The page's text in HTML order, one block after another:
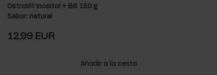
OstroVit Inositol + B6 150 g
Sabor: natural
12,99 EUR
Añadir a la cesta